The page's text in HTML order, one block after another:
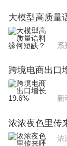
学校最早创建
颁发学历文凭
成为上海首个
是上海市市级
虽是民办，但
一批不错的专
前教育、大数
级甚至国家级
大模型高质量
系
跨境电商出口
新
年
带
浓浓夜色里
浓